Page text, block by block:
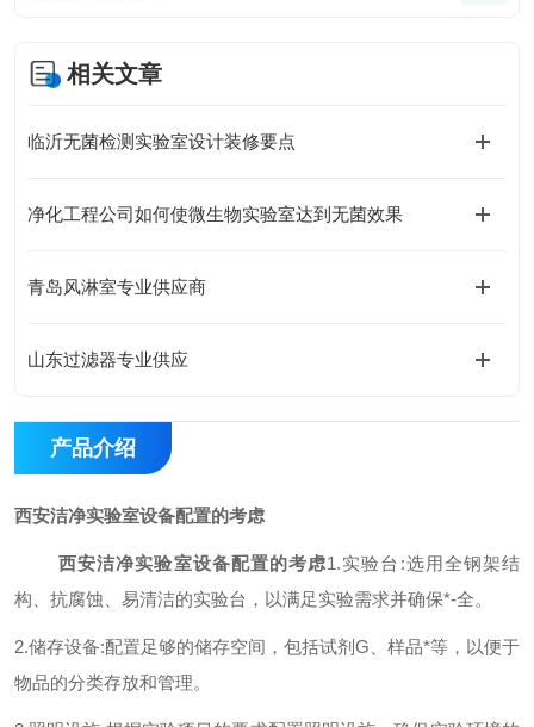
相关文章
临沂无菌检测实验室设计装修要点
净化工程公司如何使微生物实验室达到无菌效果
青岛风淋室专业供应商
山东过滤器专业供应
产品介绍
西安洁净实验室设备配置的考虑
西安洁净实验室设备配置的考虑1.实验台:选用全钢架结
构、抗腐蚀、易清洁的实验台，以满足实验需求并确保*-全。
2.储存设备:配置足够的储存空间，包括试剂G、样品*等，以便于
物品的分类存放和管理。